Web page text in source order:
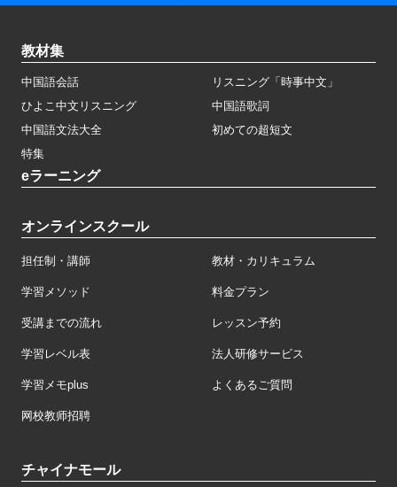
教材集
中国語会話
リスニング「時事中文」
ひよこ中文リスニング
中国語歌詞
中国語文法大全
初めての超短文
特集
eラーニング
オンラインスクール
担任制・講師 教材・カリキュラム
学習メソッド 料金プラン
受講までの流れ レッスン予約
学習レベル表 法人研修サービス
学習メモplus よくあるご質問
网校教师招聘
チャイナモール